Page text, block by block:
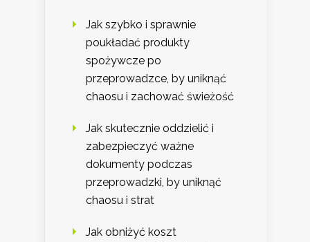
Jak szybko i sprawnie
poukładać produkty
spożywcze po
przeprowadzce, by uniknąć
chaosu i zachować świeżość
Jak skutecznie oddzielić i
zabezpieczyć ważne
dokumenty podczas
przeprowadzki, by uniknąć
chaosu i strat
Jak obniżyć koszt